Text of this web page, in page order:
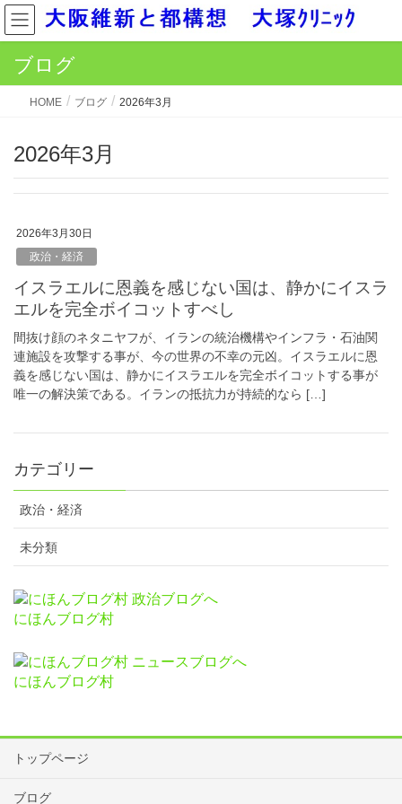
ブログ
HOME ブログ 2026年3月
2026年3月
2026年3月30日
政治・経済
イスラエルに恩義を感じない国は、静かにイスラ
エルを完全ボイコットすべし
間抜け顔のネタニヤフが、イランの統治機構やインフラ・石油関
連施設を攻撃する事が、今の世界の不幸の元凶。イスラエルに恩
義を感じない国は、静かにイスラエルを完全ボイコットする事が
唯一の解決策である。イランの抵抗力が持続的なら […]
カテゴリー
政治・経済
未分類
にほんブログ村
にほんブログ村
トップページ
ブログ